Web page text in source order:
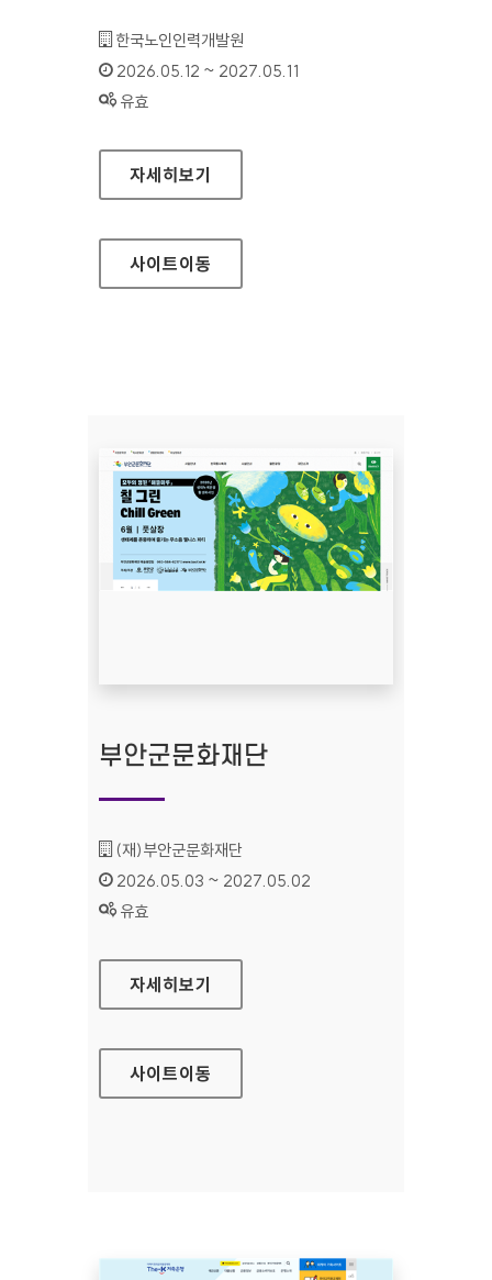
기관명 :
한국노인인력개발원
인증기간 :
2026.05.12 ~ 2027.05.11
상태 :
유효
한국노인인력개발원(모바일웹)
자세히보기
사이트이동
부안군문화재단
기관명 :
(재)부안군문화재단
인증기간 :
2026.05.03 ~ 2027.05.02
상태 :
유효
부안군문화재단
자세히보기
사이트이동